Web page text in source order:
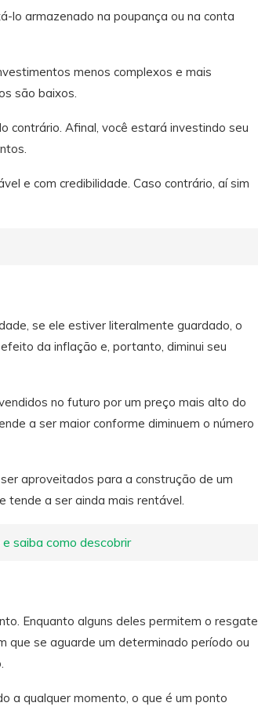
lo armazenado na poupança ou na conta
menos complexos e mais
são baixos.
contrário. Afinal, você estará investindo seu
e com credibilidade. Caso contrário, aí sim
se ele estiver literalmente guardado, o
da inflação e, portanto, diminui seu
no futuro por um preço mais alto do
a ser maior conforme diminuem o número
aproveitados para a construção de um
tende a ser ainda mais rentável.
saiba como descobrir
Enquanto alguns deles permitem o resgate
que se aguarde um determinado período ou
a qualquer momento, o que é um ponto